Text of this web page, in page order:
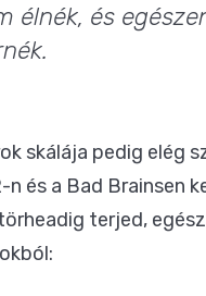
élnék, és
skálája pedig elég
n és a Bad Brainsen
terjed,